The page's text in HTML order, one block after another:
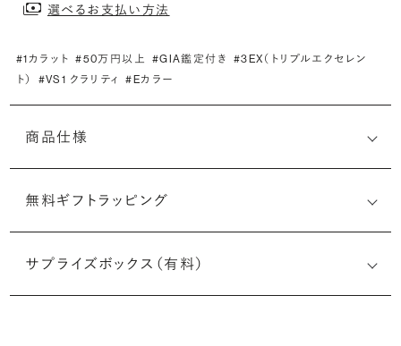
選べるお支払い方法
#1カラット #50万円以上 #GIA鑑定付き #3EX（トリプルエクセレン
ト）
#VS1 クラリティ #Eカラー
商品仕様
無料ギフトラッピング
サプライズボックス（有料）